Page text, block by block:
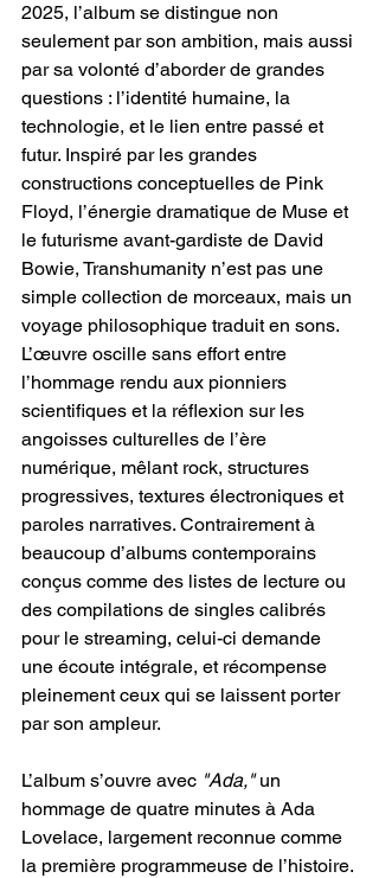
2025, l’album se distingue non
seulement par son ambition, mais aussi
par sa volonté d’aborder de grandes
questions : l’identité humaine, la
technologie, et le lien entre passé et
futur. Inspiré par les grandes
constructions conceptuelles de Pink
Floyd, l’énergie dramatique de Muse et
le futurisme avant-gardiste de David
Bowie, Transhumanity n’est pas une
simple collection de morceaux, mais un
voyage philosophique traduit en sons.
L’œuvre oscille sans effort entre
l’hommage rendu aux pionniers
scientifiques et la réflexion sur les
angoisses culturelles de l’ère
numérique, mêlant rock, structures
progressives, textures électroniques et
paroles narratives. Contrairement à
beaucoup d’albums contemporains
conçus comme des listes de lecture ou
des compilations de singles calibrés
pour le streaming, celui-ci demande
une écoute intégrale, et récompense
pleinement ceux qui se laissent porter
par son ampleur.
L’album s’ouvre avec "Ada," un
hommage de quatre minutes à Ada
Lovelace, largement reconnue comme
la première programmeuse de l’histoire.